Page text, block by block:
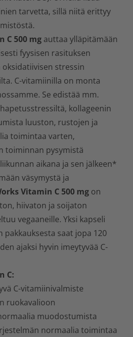
tarvetta, sillä niitä erittyy
C 500 mg auttaa ylläpitämään
fyysisen rasituksen
stressin
C-vitamiinilla on monta
Se edistää mm.
kollageenin
luuston, rustojen ja
toimintaa varten,
toiminnan pysymistä
aikana ja sen jälkeen*
väsymystä ja
Vitamin C 500 mg on
hiivaton ja soijaton
vegaaneille. Yksi kapseli
pakkauksesta saat jopa 120
ajaksi hyvin imeytyvää C-
C:
C-vitamiinivalmiste
ruokavalioon
muodostumista
normaalia toimintaa